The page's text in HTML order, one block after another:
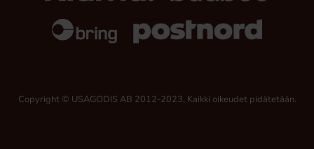
Copyright © USAGODIS AB 2012-2023, Kaikki oikeudet pidätetään.